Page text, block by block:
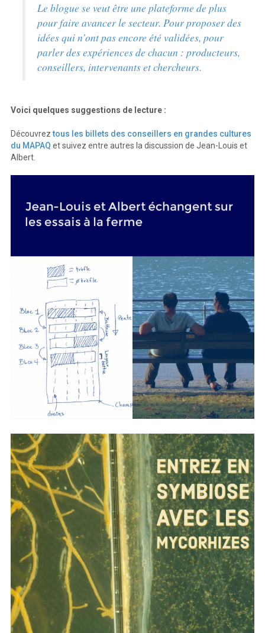
Le blogue se veut être une plateforme de plus
pour faire avancer le secteur. Pour proposer des
idées qui n’ont pas encore été validées, pour
parler des expériences de chacun : producteurs,
conseillers, intervenants et chercheurs.
Voici quelques suggestions de lecture :
Découvreztous les billets des conseillers en grandes cultures
du MAPAQ et suivez entre autres la discussion de Jean-Louis et
Albert.